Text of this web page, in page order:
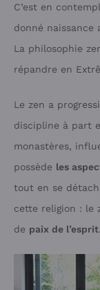
C’est en
donné naissance
La philosophie
répandre en
Le zen a
discipline à part
monastères,
possède les
tout en se
cette religion : le
de paix de l’esprit.